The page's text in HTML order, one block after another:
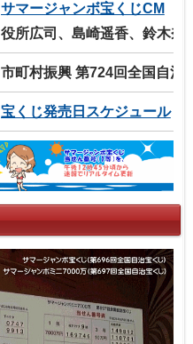
サマージャンボ宝くじCM
役所広司、島崎遥香、鈴木奈
市町村振興 第724回全国自治
宝くじ発売日スケジュール